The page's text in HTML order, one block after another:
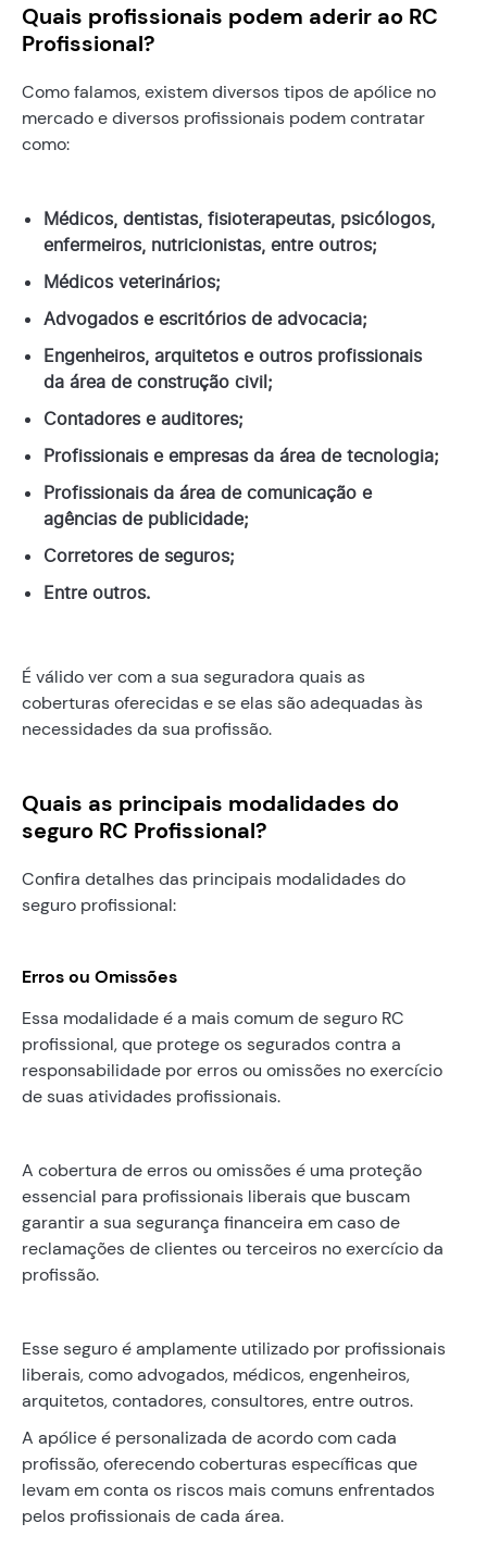
Quais profissionais podem aderir ao RC
Profissional?
Como falamos, existem diversos tipos de apólice no
mercado e diversos profissionais podem contratar
como:
Médicos, dentistas, fisioterapeutas, psicólogos,
enfermeiros, nutricionistas, entre outros;
Médicos veterinários;
Advogados e escritórios de advocacia;
Engenheiros, arquitetos e outros profissionais
da área de construção civil;
Contadores e auditores;
Profissionais e empresas da área de tecnologia;
Profissionais da área de comunicação e
agências de publicidade;
Corretores de seguros;
Entre outros.
É válido ver com a sua seguradora quais as
coberturas oferecidas e se elas são adequadas às
necessidades da sua profissão.
Quais as principais modalidades do
seguro RC Profissional?
Confira detalhes das principais modalidades do
seguro profissional:
Erros ou Omissões
Essa modalidade é a mais comum de seguro RC
profissional, que protege os segurados contra a
responsabilidade por erros ou omissões no exercício
de suas atividades profissionais.
A cobertura de erros ou omissões é uma proteção
essencial para profissionais liberais que buscam
garantir a sua segurança financeira em caso de
reclamações de clientes ou terceiros no exercício da
profissão.
Esse seguro é amplamente utilizado por profissionais
liberais, como advogados, médicos, engenheiros,
arquitetos, contadores, consultores, entre outros.
A apólice é personalizada de acordo com cada
profissão, oferecendo coberturas específicas que
levam em conta os riscos mais comuns enfrentados
pelos profissionais de cada área.